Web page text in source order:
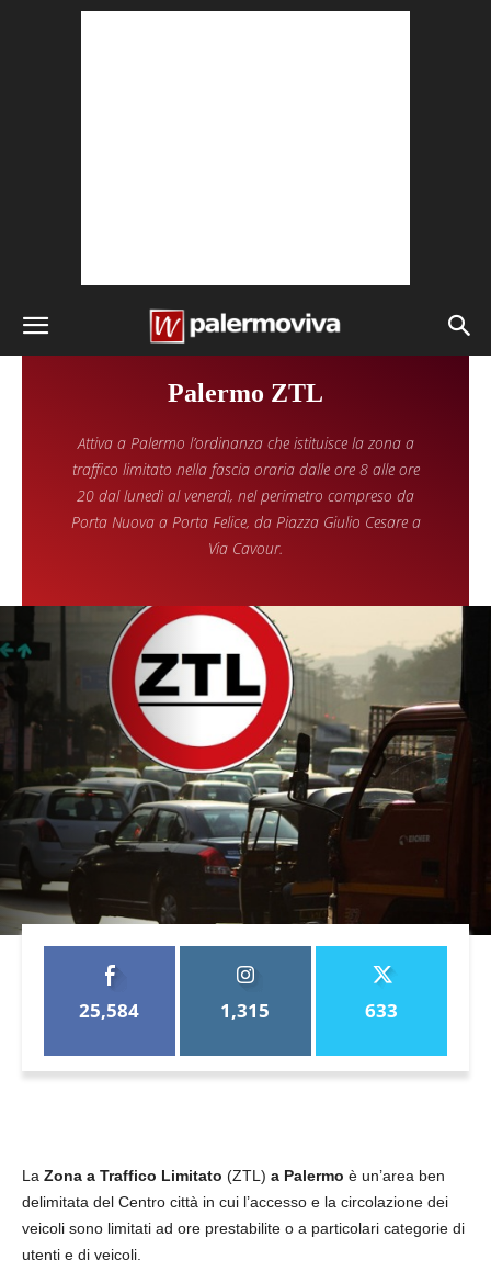
Palermo ZTL
Attiva a Palermo l’ordinanza che istituisce la zona a
traffico limitato nella fascia oraria dalle ore 8 alle ore
20 dal lunedì al venerdì, nel perimetro compreso da
Porta Nuova a Porta Felice, da Piazza Giulio Cesare a
Via Cavour.
25,584 1,315 633
La Zona a Traffico Limitato (ZTL) a Palermo è un’area ben
delimitata del Centro città in cui l’accesso e la circolazione dei
veicoli sono limitati ad ore prestabilite o a particolari categorie di
utenti e di veicoli.